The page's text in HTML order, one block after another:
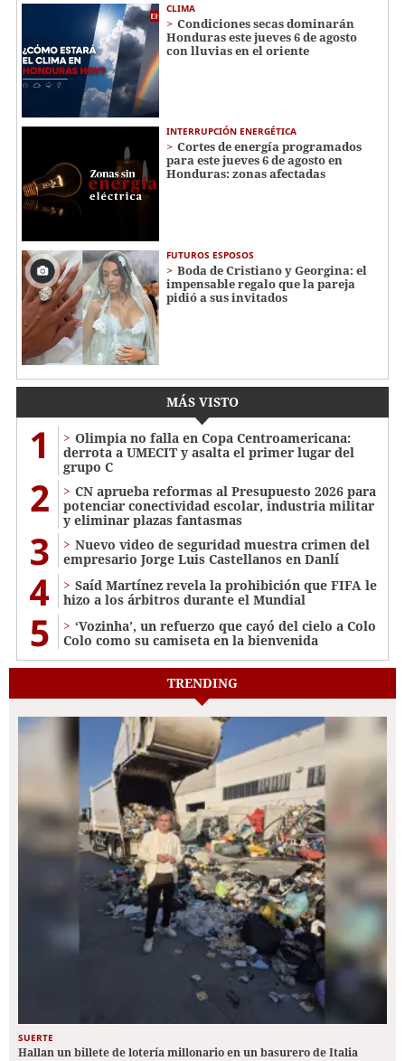
CLIMA
Condiciones secas dominarán
Honduras este jueves 6 de agosto
con lluvias en el oriente
INTERRUPCIÓN ENERGÉTICA
Cortes de energía programados
para este jueves 6 de agosto en
Honduras: zonas afectadas
FUTUROS ESPOSOS
Boda de Cristiano y Georgina: el
impensable regalo que la pareja
pidió a sus invitados
MÁS VISTO
1
Olimpia no falla en Copa Centroamericana:
derrota a UMECIT y asalta el primer lugar del
grupo C
2
CN aprueba reformas al Presupuesto 2026 para
potenciar conectividad escolar, industria militar
y eliminar plazas fantasmas
3
Nuevo video de seguridad muestra crimen del
empresario Jorge Luis Castellanos en Danlí
4
Saíd Martínez revela la prohibición que FIFA le
hizo a los árbitros durante el Mundial
5
‘Vozinha’, un refuerzo que cayó del cielo a Colo
Colo como su camiseta en la bienvenida
TRENDING
SUERTE
Hallan un billete de lotería millonario en un basurero de Italia